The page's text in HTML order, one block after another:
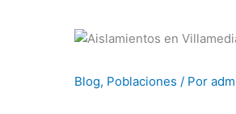
Blog, Poblaciones / Por